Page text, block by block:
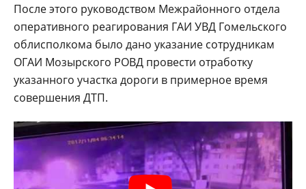
После этого руководством Межрайонного отдела
оперативного реагирования ГАИ УВД Гомельского
облисполкома было дано указание сотрудникам
ОГАИ Мозырского РОВД провести отработку
указанного участка дороги в примерное время
совершения ДТП.